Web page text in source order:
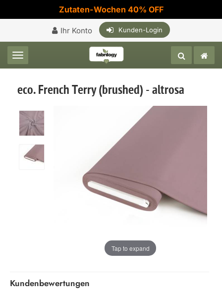
Zutaten-Wochen 40% OFF
Ihr Konto Kunden-Login
Toggle navigation
eco. French Terry (brushed) - altrosa
Tap to expand
Kundenbewertungen